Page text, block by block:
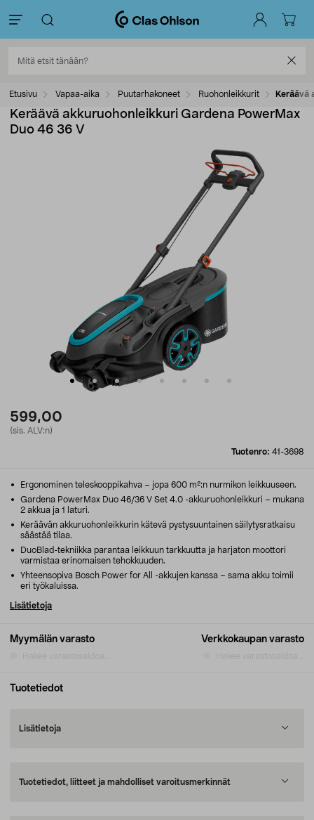
Etusivu Vapaa-aika Puutarhakoneet Ruohonleikkurit Keräävä
Keräävä akkuruohonleikkuri Gardena PowerMax
Duo 46 36 V
599,00
(sis. ALV:n)
Tuotenro: 41-3698
Myymälän varasto Verkkokaupan varasto
Ergonominen teleskooppikahva – jopa 600 m²:n nurmikon leikkuuseen.
Gardena PowerMax Duo 46/36 V Set 4.0 -akkuruohonleikkuri – mukana
2 akkua ja 1 laturi.
Keräävän akkuruohonleikkurin kätevä pystysuuntainen säilytysratkaisu
säästää tilaa.
DuoBlad-tekniikka parantaa leikkuun tarkkuutta ja harjaton moottori
varmistaa erinomaisen tehokkuuden.
Yhteensopiva Bosch Power for All -akkujen kanssa – sama akku toimii
eri työkaluissa.
Lisätietoja
Tuotetiedot
Lisätietoja
Tuotetiedot, liitteet ja mahdolliset varoitusmerkinnät